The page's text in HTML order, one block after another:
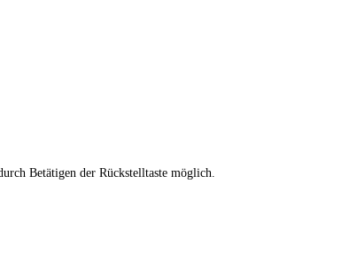
Betätigen der Rückstelltaste möglich.